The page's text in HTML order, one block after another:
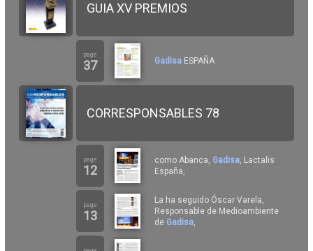
GUIA XV PREMIOS
page
37 Gadisa ESPAÑA
CORRESPONSABLES 78
page
12
como Abanca, Gadisa, Lactalis
España,
page
13
La ha seguido Óscar Varela,
Responsable de Medioambiente
de Gadisa,